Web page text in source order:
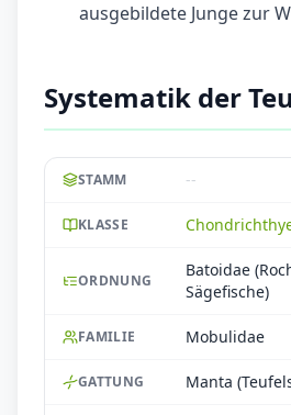
ausgebildete Junge zur
Systematik der
STAMM --
KLASSE
ORDNUNG
Batoidae
Sägefische)
FAMILIE Mobulidae
GATTUNG Manta